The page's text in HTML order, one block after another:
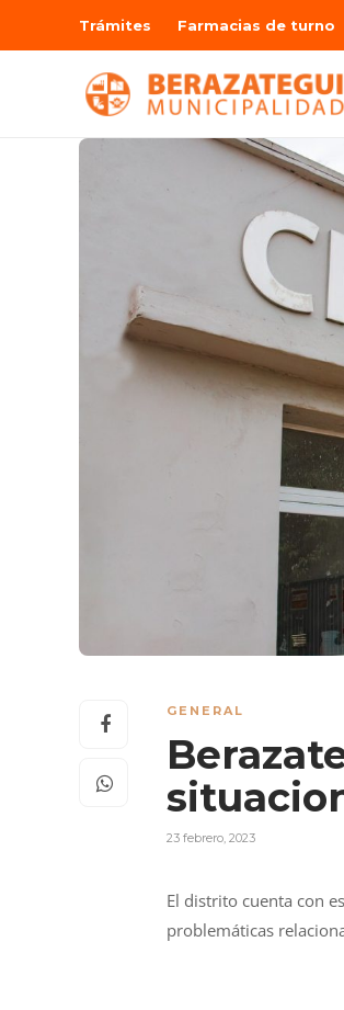
Trámites Farmacias de turno
GENERAL
23 febrero, 2023
El distrito cuenta con
problemáticas